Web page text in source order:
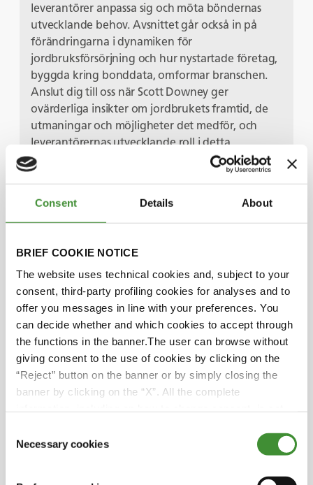
Consent Details About
BRIEF COOKIE NOTICE
The website uses technical cookies and, subject to your
consent, third-party profiling cookies for analyses and to
offer you messages in line with your preferences. You
can decide whether and which cookies to accept through
the functions in the banner.The user can browse without
giving consent to the use of cookies by clicking on the
“Reject” button on the banner or by simply closing the
banner by clicking on the “X”. All the complete
Selection
Necessary cookies
leverantörer anpassa sig och möta böndernas
utvecklande behov. Avsnittet går också in på
förändringarna i dynamiken för
jordbruksförsörjning och hur nystartade företag,
byggda kring bonddata, omformar branschen.
Anslut dig till oss när Scott Downey ger
ovärderliga insikter om jordbrukets framtid, de
utmaningar och möjligheter det medför, och
leverantörernas utvecklande roll i detta
föränderliga landskap.
Se hela vårt avsnitt som belyser Generationskiftet
Protagonister
Matthew Tilt
Diana Lenzi
Scott Downey